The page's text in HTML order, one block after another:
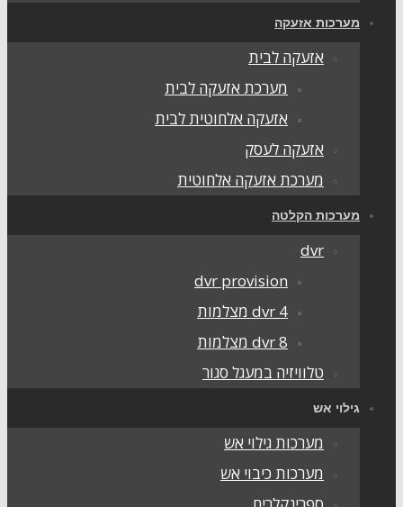
אזעקה
אזעקה לבית
מערכת אזעקה לבית
אזעקה אלחוטית לבית
אזעקה לעסק
מערכת אזעקה אלחוטית
הקלטה
dvr provision
dvr 4 מצלמות
dvr 8 מצלמות
טלוויזיה במעגל סגור
אש
מערכות גילוי אש
מערכות כיבוי אש